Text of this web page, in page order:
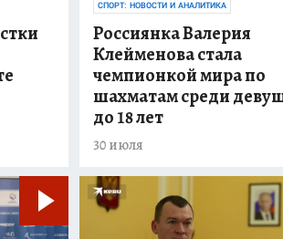
СПОРТ: НОВОСТИ И АНАЛИТИКА
Россиянка Валерия
Клейменова стала
чемпионкой мира по
шахматам среди
до 18 лет
30 июля